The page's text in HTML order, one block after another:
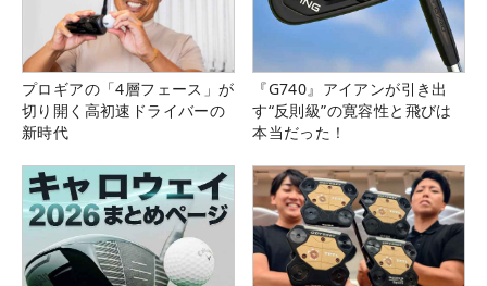
プロギアの「4層フェース」が
切り開く高初速ドライバーの
新時代
『G740』アイアンが引き出
す“反則級”の寛容性と飛びは
本当だった！